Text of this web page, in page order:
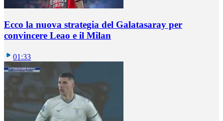
Ecco la nuova strategia del Galatasaray per
convincere Leao e il Milan
01:33